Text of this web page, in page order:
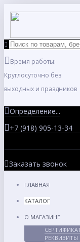
Время работы:
Круглосуточно без
выходных и праздников
Определение...
+7 (918) 905-13-34
Заказать звонок
ГЛАВНАЯ
КАТАЛОГ
О МАГАЗИНЕ
РЕКВИЗИТЫ